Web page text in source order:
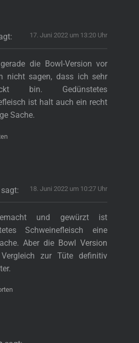
17. Juni 2022 um 13:20 Uhr
die Bowl-Version vor
nicht sagen, dass ich sehr
bin. Gedünstetes
ist halt auch ein recht
Sache.
sagt: 18. Juni 2022 um 10:27 Uhr
und gewürzt ist
Schweinefleisch eine
Aber die Bowl Version
zur Tüte definitiv